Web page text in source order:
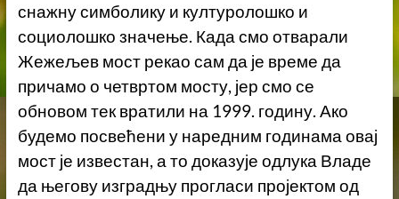
снажну симболику и културолошко и
социолошко значење. Када смо отварали
Жежељев мост рекао сам да је време да
причамо о четвртом мосту, јер смо се
обновом тек вратили на 1999. годину. Ако
будемо посвећени у наредним годинама овај
мост је известан, а то доказује одлука Владе
да његову изградњу прогласи пројектом од